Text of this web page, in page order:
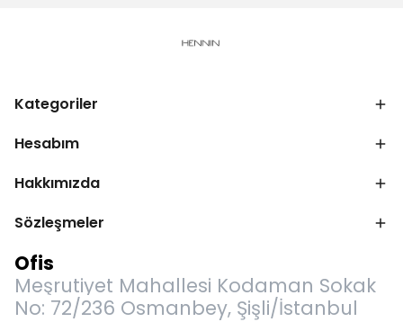
Kategoriler
Hesabım
Hakkımızda
Sözleşmeler
Ofis
Meşrutiyet Mahallesi Kodaman Sokak
No: 72/236 Osmanbey, Şişli/İstanbul